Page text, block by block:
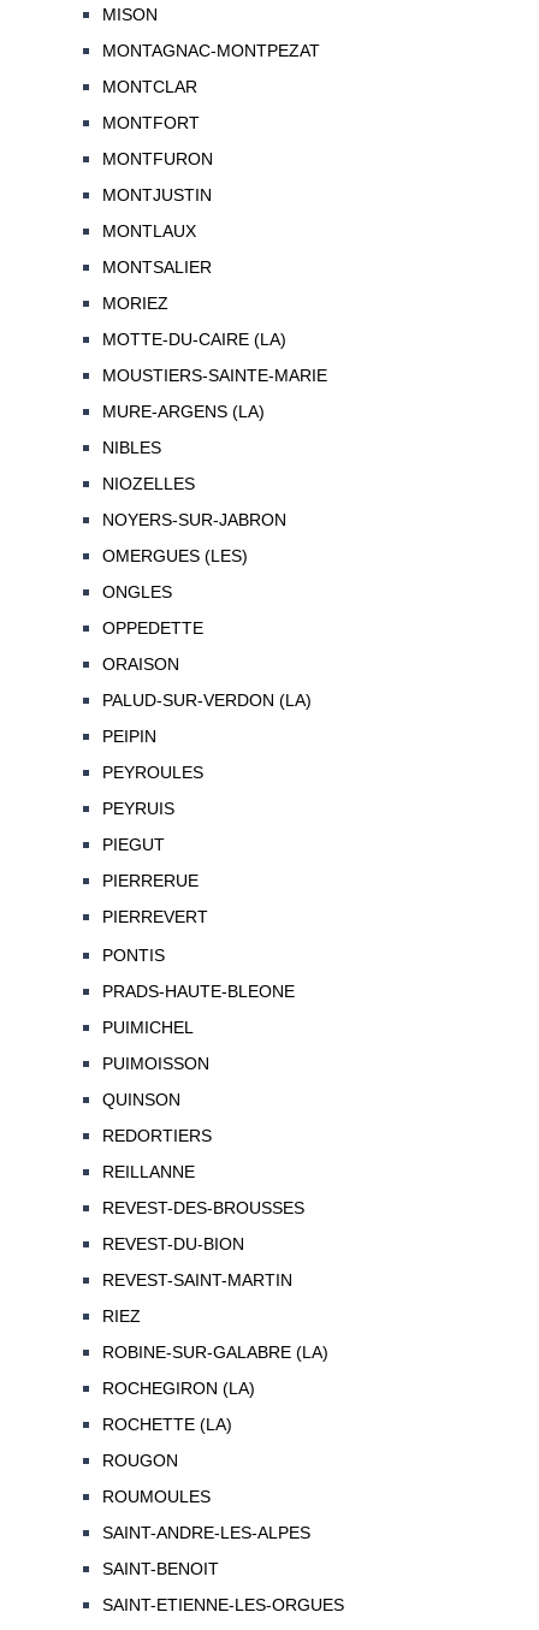
MISON
MONTAGNAC-MONTPEZAT
MONTCLAR
MONTFORT
MONTFURON
MONTJUSTIN
MONTLAUX
MONTSALIER
MORIEZ
MOTTE-DU-CAIRE (LA)
MOUSTIERS-SAINTE-MARIE
MURE-ARGENS (LA)
NIBLES
NIOZELLES
NOYERS-SUR-JABRON
OMERGUES (LES)
ONGLES
OPPEDETTE
ORAISON
PALUD-SUR-VERDON (LA)
PEIPIN
PEYROULES
PEYRUIS
PIEGUT
PIERRERUE
PIERREVERT
PONTIS
PRADS-HAUTE-BLEONE
PUIMICHEL
PUIMOISSON
QUINSON
REDORTIERS
REILLANNE
REVEST-DES-BROUSSES
REVEST-DU-BION
REVEST-SAINT-MARTIN
RIEZ
ROBINE-SUR-GALABRE (LA)
ROCHEGIRON (LA)
ROCHETTE (LA)
ROUGON
ROUMOULES
SAINT-ANDRE-LES-ALPES
SAINT-BENOIT
SAINT-ETIENNE-LES-ORGUES